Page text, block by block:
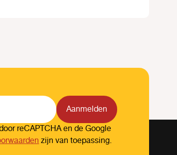
Aanmelden
reCAPTCHA en de Google
zijn van toepassing.